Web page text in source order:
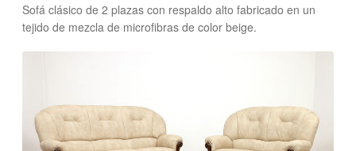
Sofá clásico de 2 plazas con respaldo alto fabricado en un
tejido de mezcla de microfibras de color beige.